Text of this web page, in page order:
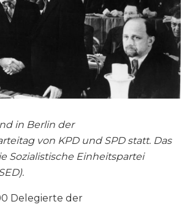
in Berlin der
von KPD und SPD statt. Das
Sozialistische Einheitspartei
Delegierte der